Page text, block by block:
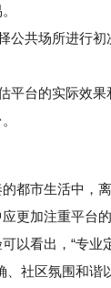
公共场所进行
台的实际效果
市生活中，离
更加注重平台
以看出，“专业
、社区氛围和谐